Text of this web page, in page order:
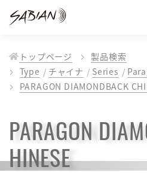
トップページ
製品検索
Type
チャイナ Series
PARAGON DIAMONDBACK
PARAGON
HINESE